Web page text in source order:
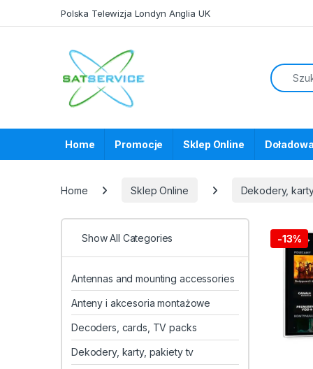
Polska Telewizja Londyn Anglia UK
Home Promocje Sklep Online
Home Sklep Online Dekodery,
-13%
Show All Categories
Antennas and mounting accessories
Anteny i akcesoria montażowe
Decoders, cards, TV packs
Dekodery, karty, pakiety tv